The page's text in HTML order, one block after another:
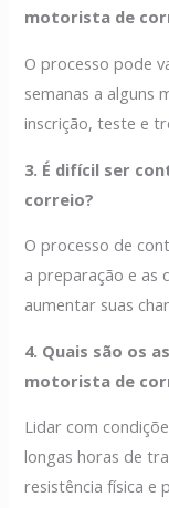
motorista de
O processo pode
semanas a alguns
inscrição, teste e
3. É difícil ser
correio?
O processo de
a preparação e as
aumentar suas
4. Quais são os
motorista de
Lidar com
longas horas de
resistência física e